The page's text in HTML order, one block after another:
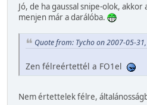
Jó, de ha gaussal snipe-olok, akkor
menjen már a darálóba.
Quote from: Tycho on 2007-05-
Zen félreértettél a FO1el
Nem értettelek félre,